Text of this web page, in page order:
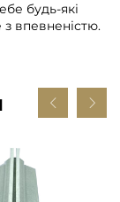
будь-які
з впевненістю.